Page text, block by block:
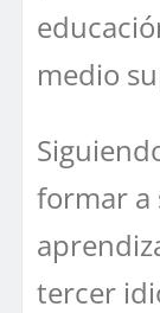
medio
formar a
tercer